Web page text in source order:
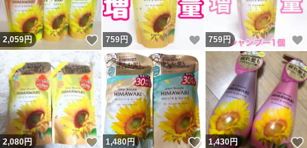
2,059円 いいね！
759円 いいね！
759円
2,080円 いいね！
1,480円 いいね！
1,430円